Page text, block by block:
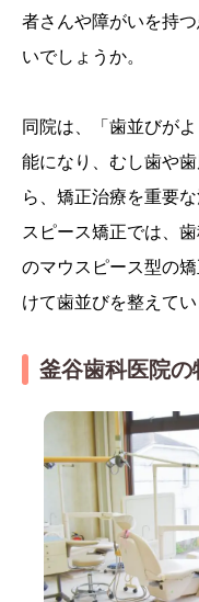
者さんや障がいを持
いでしょうか。
同院は、「歯並びが
能になり、むし歯や
ら、矯正治療を重要
スピース矯正では、
のマウスピース型の
けて歯並びを整えてい
釜谷歯科医院の